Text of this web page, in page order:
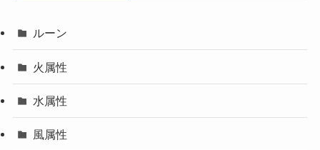
ルーン
火属性
水属性
風属性